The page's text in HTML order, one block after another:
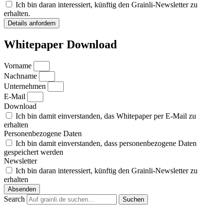
Ich bin daran interessiert, künftig den Grainli-Newsletter zu
erhalten.
Details anfordern
Whitepaper Download
Vorname
Nachname
Unternehmen
E-Mail
Download
Ich bin damit einverstanden, das Whitepaper per E-Mail zu
erhalten
Personenbezogene Daten
Ich bin damit einverstanden, dass personenbezogene Daten
gespeichert werden
Newsletter
Ich bin daran interessiert, künftig den Grainli-Newsletter zu
erhalten
Absenden
Search Suchen